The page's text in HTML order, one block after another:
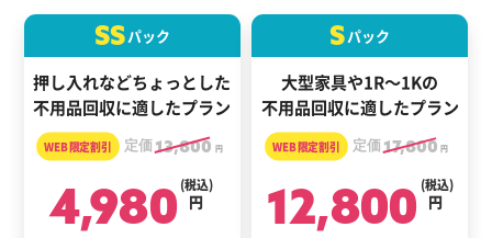
SSパック
押し入れなどちょっとした
不用品回収に適したプラン
定価13,800 円
4,980 円
(税込)
Sパック
大型家具や1R～1Kの
不用品回収に適したプラン
定価17,800 円
12,800 円
(税込)